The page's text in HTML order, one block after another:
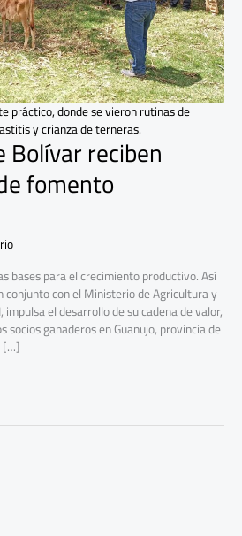
Bolívar reciben
fomento
bases para el crecimiento productivo. Así
conjunto con el Ministerio de Agricultura y
impulsa el desarrollo de su cadena de valor,
ganaderos en Guanujo, provincia de
[…]
práctico, donde se vieron rutinas de
y crianza de terneras.